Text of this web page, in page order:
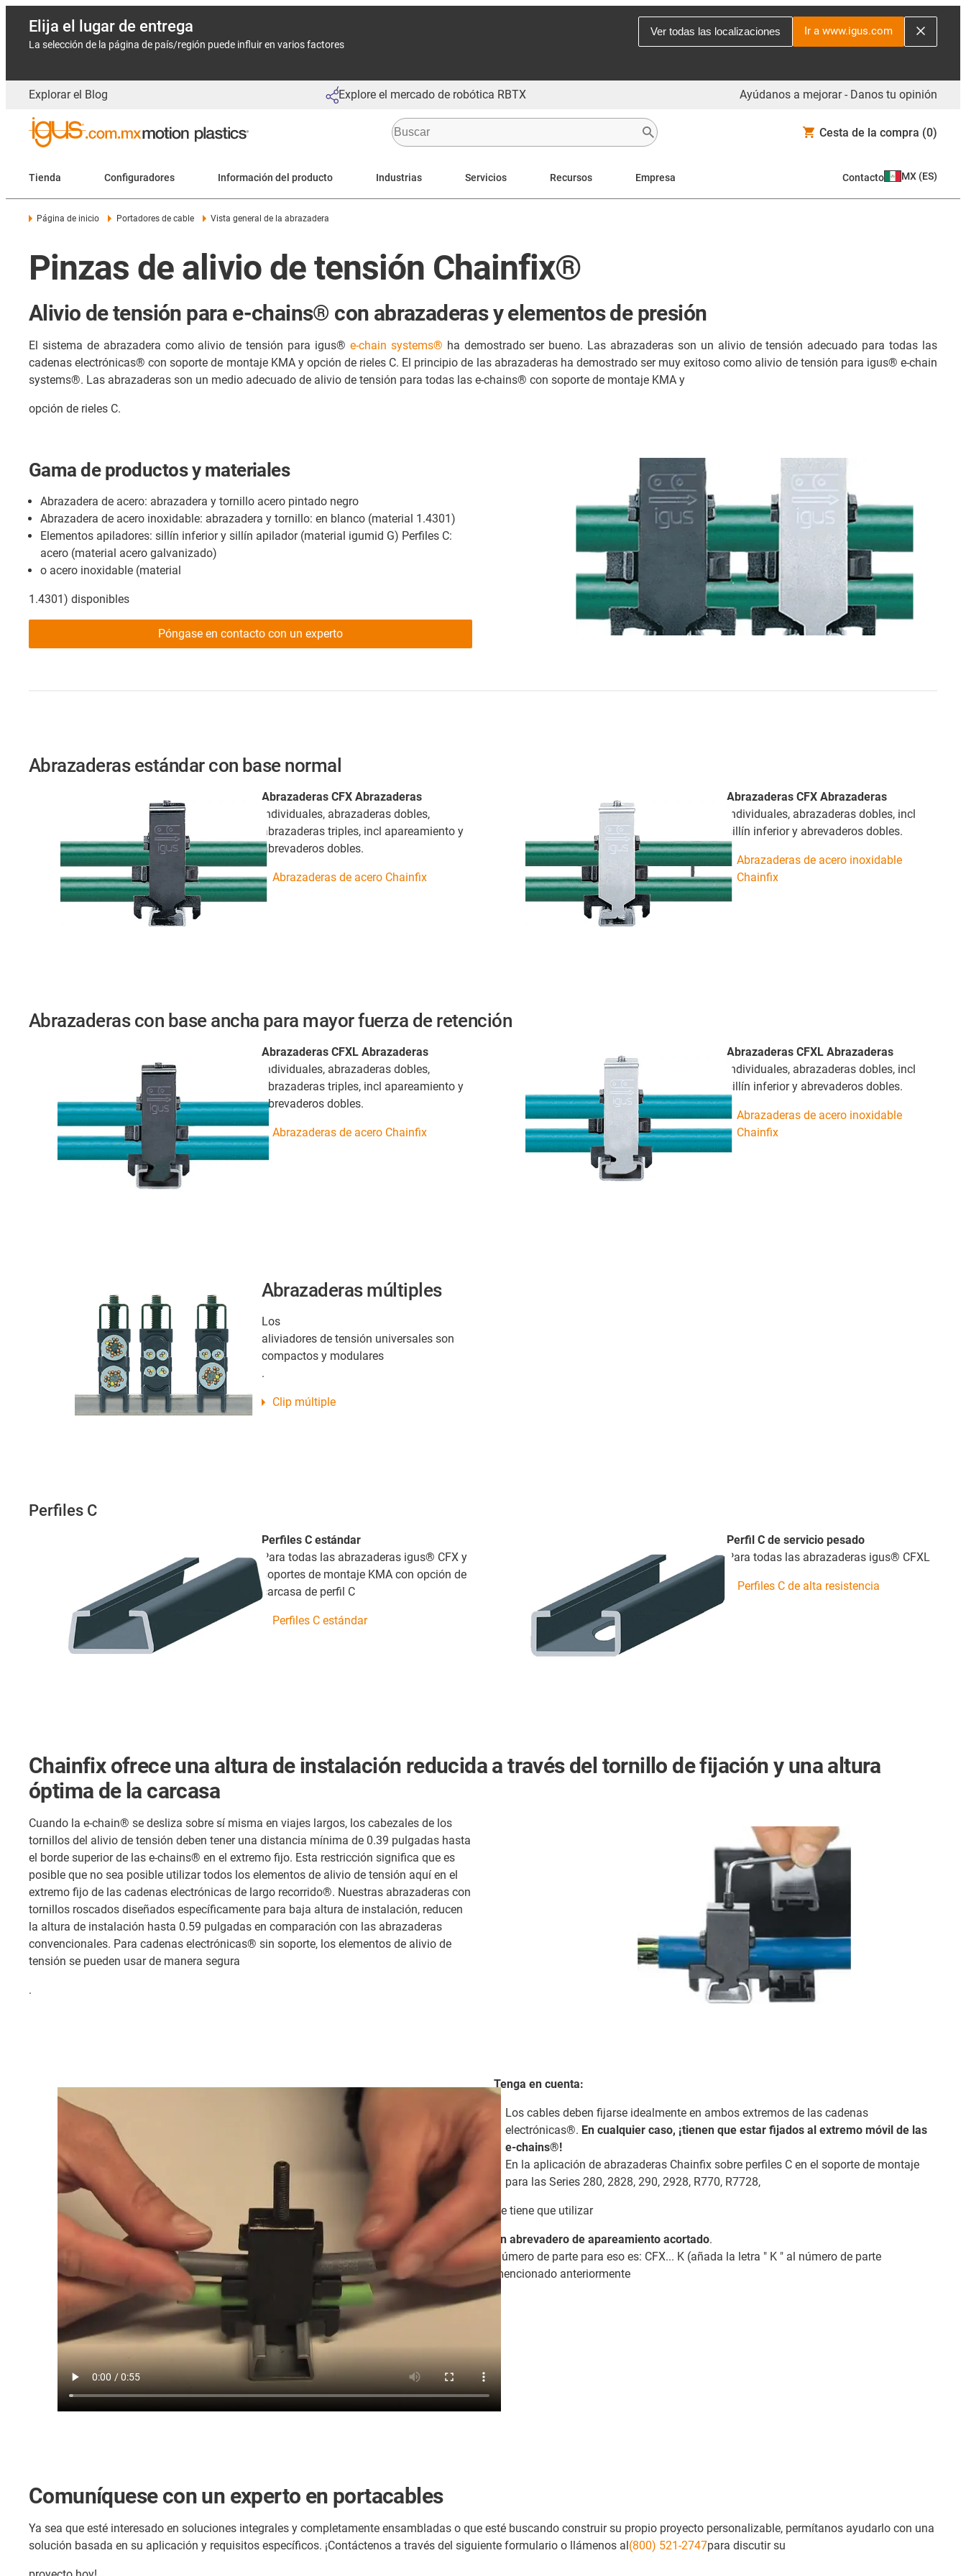
Elija el lugar de entrega
La selección de la página de país/región puede influir en varios factores
Ver todas las localizaciones Ir a www.igus.com
Explorar el Blog Explore el mercado de robótica RBTX Ayúdanos a mejorar - Danos tu opinión
Cesta de la compra (0)
Tienda Configuradores Información del producto Industrias Servicios Recursos Empresa Contacto MX (ES)
Página de inicio Portadores de cable Vista general de la abrazadera
Pinzas de alivio de tensión Chainfix®
Alivio de tensión para e-chains® con abrazaderas y elementos de presión
El sistema de abrazadera como alivio de tensión para igus® e-chain systems® ha demostrado ser bueno. Las abrazaderas son un alivio de tensión adecuado para todas las
cadenas electrónicas® con soporte de montaje KMA y opción de rieles C. El principio de las abrazaderas ha demostrado ser muy exitoso como alivio de tensión para igus® e-chain
systems®. Las abrazaderas son un medio adecuado de alivio de tensión para todas las e-chains® con soporte de montaje KMA y
opción de rieles C.
Gama de productos y materiales
Abrazadera de acero: abrazadera y tornillo acero pintado negro
Abrazadera de acero inoxidable: abrazadera y tornillo: en blanco (material 1.4301)
Elementos apiladores: sillín inferior y sillín apilador (material igumid G) Perfiles C:
acero (material acero galvanizado)
o acero inoxidable (material
1.4301) disponibles
Póngase en contacto con un experto
Abrazaderas estándar con base normal
Abrazaderas CFX Abrazaderas
individuales, abrazaderas dobles,
abrazaderas triples, incl apareamiento y
abrevaderos dobles.
Abrazaderas de acero Chainfix
Abrazaderas CFX Abrazaderas
individuales, abrazaderas dobles, incl
sillín inferior y abrevaderos dobles.
Abrazaderas de acero inoxidable
Chainfix
Abrazaderas con base ancha para mayor fuerza de retención
Abrazaderas CFXL Abrazaderas
individuales, abrazaderas dobles,
abrazaderas triples, incl apareamiento y
abrevaderos dobles.
Abrazaderas de acero Chainfix
Abrazaderas CFXL Abrazaderas
individuales, abrazaderas dobles, incl
sillín inferior y abrevaderos dobles.
Abrazaderas de acero inoxidable
Chainfix
Abrazaderas múltiples
Los
aliviadores de tensión universales son
compactos y modulares
.
Clip múltiple
Perfiles C
Perfiles C estándar
Para todas las abrazaderas igus® CFX y
soportes de montaje KMA con opción de
carcasa de perfil C
Perfiles C estándar
Perfil C de servicio pesado
Para todas las abrazaderas igus® CFXL
Perfiles C de alta resistencia
Chainfix ofrece una altura de instalación reducida a través del tornillo de fijación y una altura
óptima de la carcasa
Cuando la e-chain® se desliza sobre sí misma en viajes largos, los cabezales de los
tornillos del alivio de tensión deben tener una distancia mínima de 0.39 pulgadas hasta
el borde superior de las e-chains® en el extremo fijo. Esta restricción significa que es
posible que no sea posible utilizar todos los elementos de alivio de tensión aquí en el
extremo fijo de las cadenas electrónicas de largo recorrido®. Nuestras abrazaderas con
tornillos roscados diseñados específicamente para baja altura de instalación, reducen
la altura de instalación hasta 0.59 pulgadas en comparación con las abrazaderas
convencionales. Para cadenas electrónicas® sin soporte, los elementos de alivio de
tensión se pueden usar de manera segura
.
Tenga en cuenta:
Los cables deben fijarse idealmente en ambos extremos de las cadenas
electrónicas®. En cualquier caso, ¡tienen que estar fijados al extremo móvil de las
e-chains®!
En la aplicación de abrazaderas Chainfix sobre perfiles C en el soporte de montaje
para las Series 280, 2828, 290, 2928, R770, R7728,
Se tiene que utilizar
un abrevadero de apareamiento acortado.
Número de parte para eso es: CFX... K (añada la letra " K " al número de parte
mencionado anteriormente
Comuníquese con un experto en portacables
Ya sea que esté interesado en soluciones integrales y completamente ensambladas o que esté buscando construir su propio proyecto personalizable, permítanos ayudarlo con una
solución basada en su aplicación y requisitos específicos. ¡Contáctenos a través del siguiente formulario o llámenos al(800) 521-2747para discutir su